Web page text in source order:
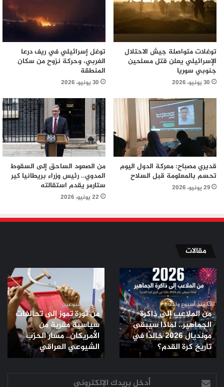
توغلات متواصلة جيش الاحتلال
الإسرائيلي يعلن قتل مسلحين
جنوبي سوريا
30 يونيو، 2026
توغل إسرائيلي في ريف درعا
الغربي، وحركة نزوح من سكان
المنطقة
30 يونيو، 2026
قديري مصباح: معركة الدول اليوم
تحسم بالمعلومة قبل السلاح
29 يونيو، 2026
من الصعود الساحق إلى السقوط
المدوي.. رئيس وزراء بريطانيا كير
ستارمر يقدم استقالته
22 يونيو، 2026
مقالات
من
الملاعب
إلى
ذاكرة
الجماهير..
لماذا
سيبقى
مونديال
2026
في
منذ أسبوع واحد
من الملاعب إلى ذاكرة
الجماهير.. لماذا سيبقى
مونديال 2026 خالدًا في
تاريخ كرة القدم؟
ثورة
تموز
إلى
تحالفات
سياسية
مقربة
من
الأمريكان..
الحزب
منذ أسبوعين
من ثورة تموز إلى تحالفات
سياسية مقربة من
الأمريكان.. مسار الحزب
الشيوعي العراقي
أدخل